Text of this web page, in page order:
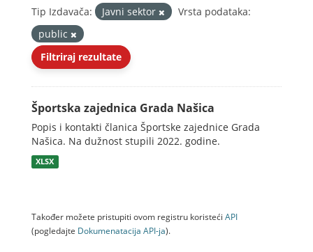
Tip Izdavača:
Javni sektor
Vrsta podataka:
public
Filtriraj rezultate
Športska zajednica Grada Našica
Popis i kontakti članica Športske zajednice Grada
Našica. Na dužnost stupili 2022. godine.
XLSX
Također možete pristupiti ovom registru koristeći API
(pogledajte Dokumenаtаcijа API-jа).